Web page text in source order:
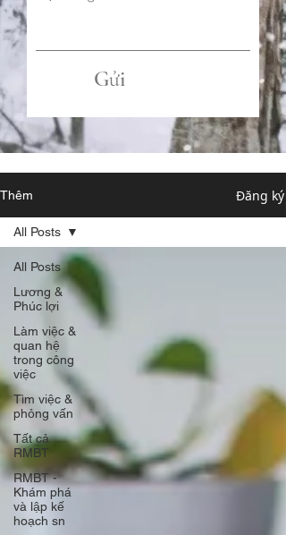
Gửi
Thêm Đăng ký
All Posts
Lương &
Phúc lợi
Làm việc &
quan hệ
trong công
việc
Tìm việc &
phỏng vấn
Tất cả
RMBT
RMBT -
Khám phá
và lập kế
hoạch sn
All Posts